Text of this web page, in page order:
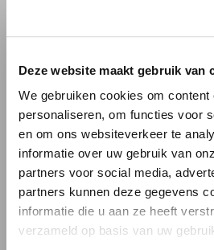
Deze website maakt gebruik van
We gebruiken cookies om content
personaliseren, om functies voor
en om ons websiteverkeer te
informatie over uw gebruik van
partners voor social media,
partners kunnen deze gegevens
informatie die u aan ze heeft
verzameld op basis van uw
DE PERFECTE
BEGELEIDER
Serveer La Bella gekoeld op 8-
kelkglas om de aroma's
ontwikkelen. Dit veelzijdige
uitstekende combinatie met
gerechten, verse vis en
de citrusaccenten de natuurlijke